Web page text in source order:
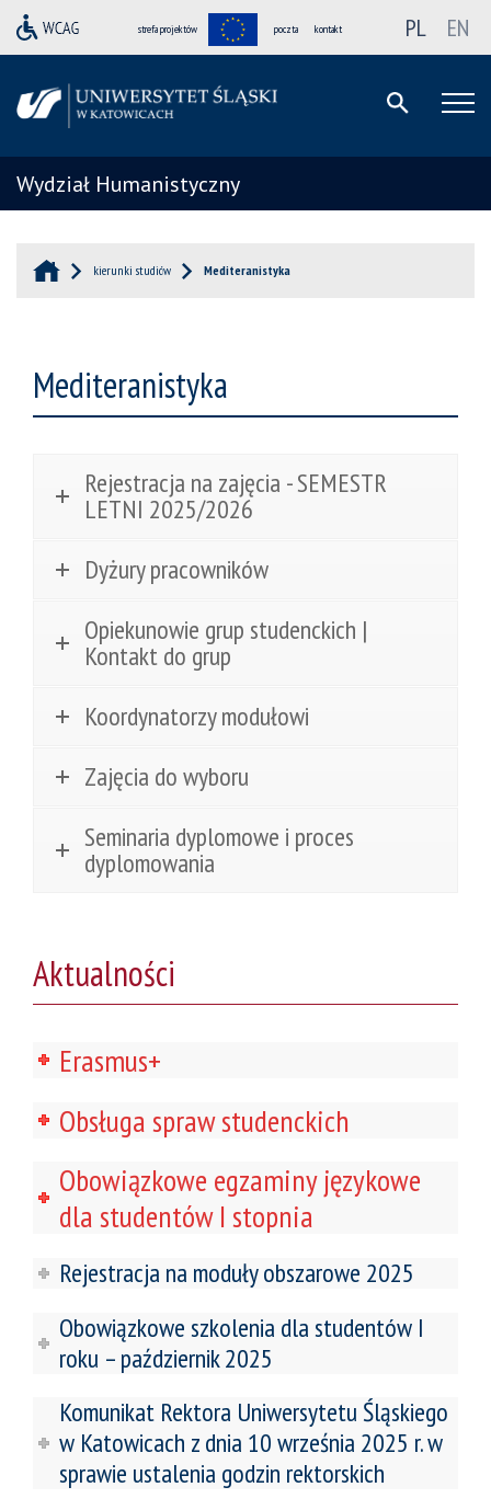
strefa projektów poczta kontakt PL EN
Wydział Humanistyczny
kierunki studiów Mediteranistyka
Mediteranistyka
Rejestracja na zajęcia - SEMESTR
LETNI 2025/2026
Dyżury pracowników
Opiekunowie grup studenckich |
Kontakt do grup
Koordynatorzy modułowi
Zajęcia do wyboru
Seminaria dyplomowe i proces
dyplomowania
Aktualności
Erasmus+
Obsługa spraw studenckich
Obowiązkowe egzaminy językowe
dla studentów I stopnia
Rejestracja na moduły obszarowe 2025
Obowiązkowe szkolenia dla studentów I
roku – październik 2025
Komunikat Rektora Uniwersytetu Śląskiego
w Katowicach z dnia 10 września 2025 r. w
sprawie ustalenia godzin rektorskich